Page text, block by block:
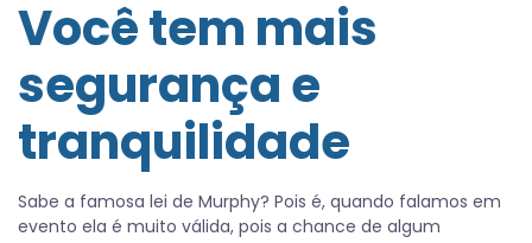
Você tem mais
segurança e
tranquilidade
Sabe a famosa lei de Murphy? Pois é, quando falamos em
evento ela é muito válida, pois a chance de algum